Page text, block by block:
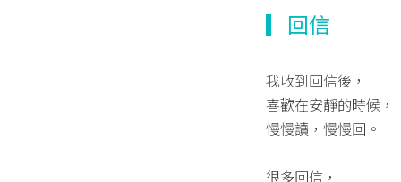
▎回信
我收到回信後，
喜歡在安靜的時候，
慢慢讀，慢慢回。
很多回信，